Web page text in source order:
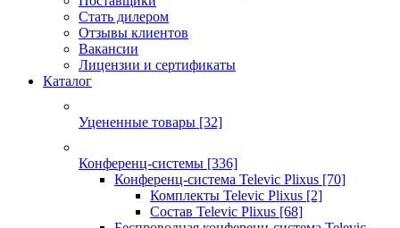
Стать дилером
Отзывы клиентов
Вакансии
Лицензии и сертификаты
Каталог
Уцененные товары [32]
Конференц-системы [336]
Конференц-система Televic Plixus [70]
Комплекты Televic Plixus [2]
Состав Televic Plixus [68]